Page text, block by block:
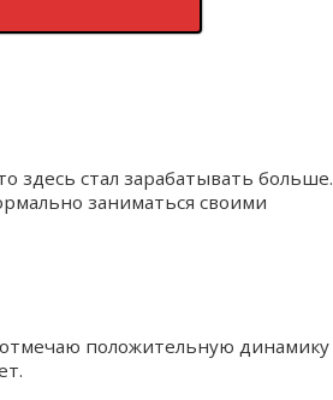
здесь стал зарабатывать больше.
заниматься своими
положительную динамику